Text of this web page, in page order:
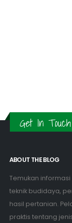
Get In Touch
ABOUT THE BLOG
Temukan
teknik budidaya,
hasil pertanian.
praktis tentang